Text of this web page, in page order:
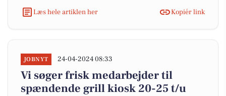
Læs hele artiklen her
Kopiér link
JOBNYT 24-04-2024 08:33
Vi søger frisk medarbejder til
spændende grill kiosk 20-25 t/u